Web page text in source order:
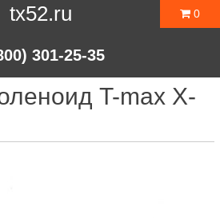
tx52.ru
301-25-35
0
T-max X-